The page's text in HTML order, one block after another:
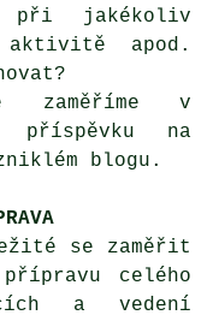
při jakékoliv
apod.
v
příspěvku na
blogu.
se zaměřit
celého
a vedení